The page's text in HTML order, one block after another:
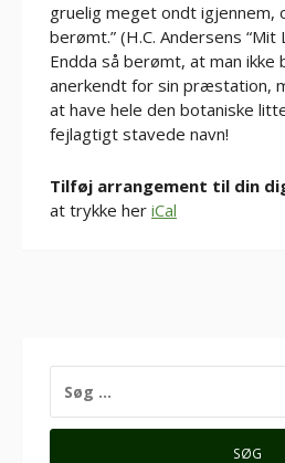
gruelig meget ondt igjennem,
berømt.” (H.C. Andersens “Mit
Endda så berømt, at man
anerkendt for sin præstation,
at have hele den botaniske
fejlagtigt stavede navn!
Tilføj arrangement til din
at trykke her iCal
EFTER: